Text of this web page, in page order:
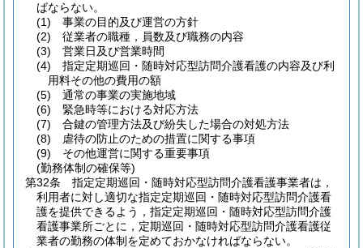
ばならない。
(1)
事業の目的及び運営の方針
(2)
従業者の職種，員数及び職務の内容
(3)
営業日及び営業時間
(4)
指定定期巡回・随時対応型訪問介護看護の内容及び利
用料その他の費用の額
(5)
通常の事業の実施地域
(6)
緊急時等における対応方法
(7)
合鍵の管理方法及び紛失した場合の対処方法
(8)
虐待の防止のための措置に関する事項
(9)
その他運営に関する重要事項
(勤務体制の確保等)
第32条
指定定期巡回・随時対応型訪問介護看護事業者は，
利用者に対し適切な指定定期巡回・随時対応型訪問介護看
護を提供できるよう，指定定期巡回・随時対応型訪問介護
看護事業所ごとに，定期巡回・随時対応型訪問介護看護従
業者の勤務の体制を定めておかなければならない。